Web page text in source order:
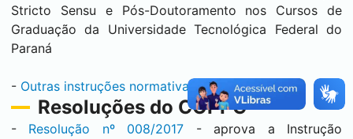
Stricto Sensu e Pós-Doutoramento nos Cursos de
Graduação da Universidade Tecnológica Federal do
Paraná
- Outras instruções normativas da PROPPG
Resoluções do COPPG
- Resolução nº 008/2017 - aprova a Instrução